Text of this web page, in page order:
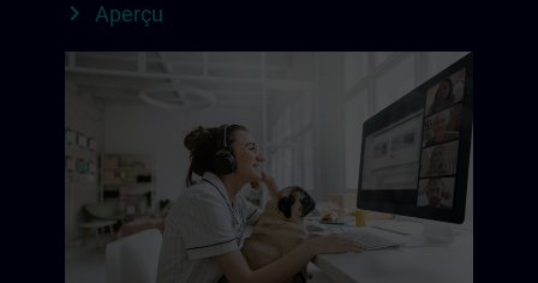
Aperçu